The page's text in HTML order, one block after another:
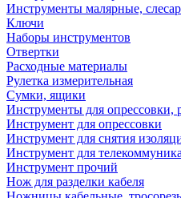
Инструменты малярные,
Ключи
Наборы инструментов
Отвертки
Расходные материалы
Рулетка измерительная
Сумки, ящики
Инструменты для опрессовки,
Инструмент для опрессовки
Инструмент для снятия
Инструмент для
Инструмент прочий
Нож для разделки кабеля